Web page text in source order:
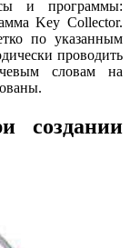
и программы:
Key Collector.
по указанным
проводить
словам на
создании